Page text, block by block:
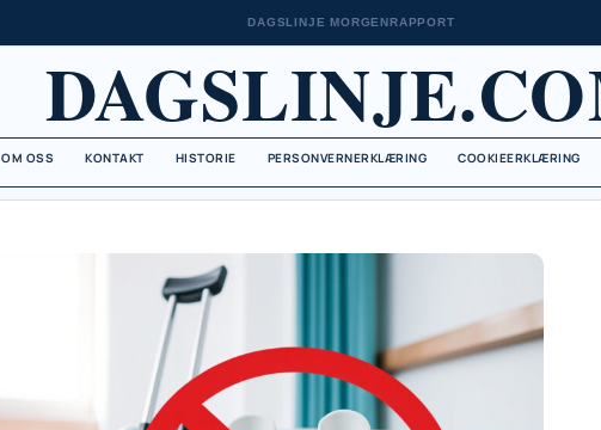
DAGSLINJE MORGENRAPPORT
OM OSS KONTAKT HISTORIE PERSONVERNERKLÆRING COOKIEERKLÆRING